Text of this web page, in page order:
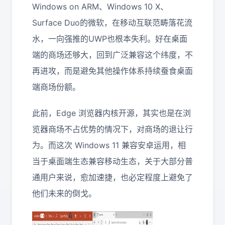
Windows on ARM、Windows 10 X、
Surface Duo的微软，在移动互联范畴落花流
水，一向强推的UWP也根本失利。好在桌面
端的商场还够大，回到广泛兼容这个纬度，不
再进攻，而是避免其他操作体系持续蚕食桌面
端商场份额。
此前，Edge 浏览器内核开源，其实也是在浏
览器商场不占优势的情况下，对商场的退让行
为。而这次 Windows 11 兼容安卓运用，相
当于桌面端生态兼容移动生态，关于大部分普
通用户来说，愈加速捷，也必定程度上避免了
他们未来的倒戈。